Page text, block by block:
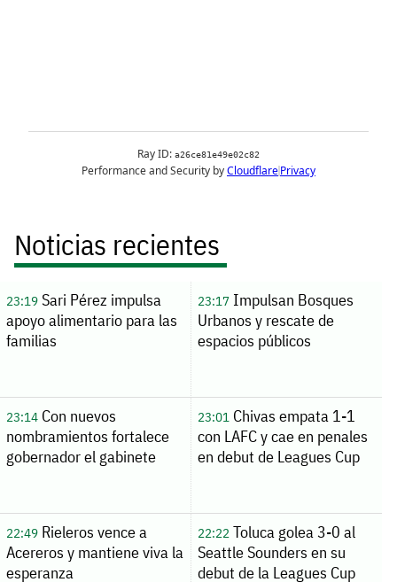
Noticias recientes
23:19Sari Pérez impulsa
apoyo alimentario para las
familias
23:17Impulsan Bosques
Urbanos y rescate de
espacios públicos
23:14Con nuevos
nombramientos fortalece
gobernador el gabinete
23:01Chivas empata 1-1
con LAFC y cae en penales
en debut de Leagues Cup
22:49Rieleros vence a
Acereros y mantiene viva la
esperanza
22:22Toluca golea 3-0 al
Seattle Sounders en su
debut de la Leagues Cup